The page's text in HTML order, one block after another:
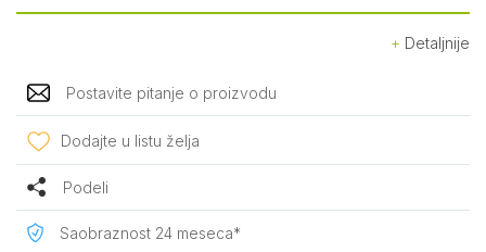
Detaljnije
Postavite pitanje o proizvodu
Dodajte u listu želja
Podeli
Saobraznost 24 meseca*